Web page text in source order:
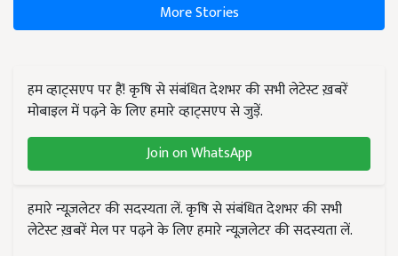
More Stories
हम व्हाट्सएप पर हैं! कृषि से संबंधित देशभर की सभी लेटेस्ट ख़बरें
मोबाइल में पढ़ने के लिए हमारे व्हाट्सएप से जुड़ें.
Join on WhatsApp
हमारे न्यूज़लेटर की सदस्यता लें. कृषि से संबंधित देशभर की सभी
लेटेस्ट ख़बरें मेल पर पढ़ने के लिए हमारे न्यूज़लेटर की सदस्यता लें.